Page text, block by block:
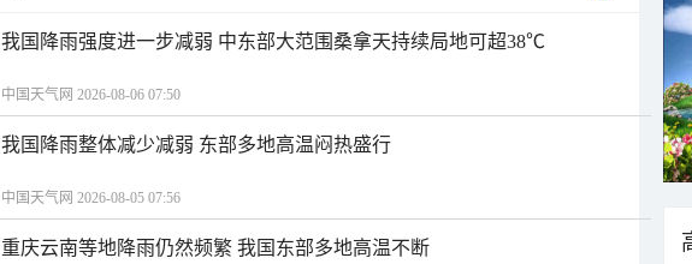
我国降雨强度进一步减弱 中东部大范围桑拿天持续局地可超38℃
中国天气网 2026-08-06 07:50
我国降雨整体减少减弱 东部多地高温闷热盛行
中国天气网 2026-08-05 07:56
重庆云南等地降雨仍然频繁 我国东部多地高温不断